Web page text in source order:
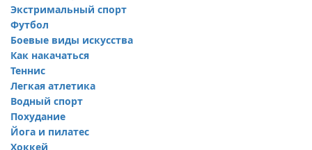
Экстримальный спорт
Футбол
Боевые виды искусства
Как накачаться
Теннис
Легкая атлетика
Водный спорт
Похудание
Йога и пилатес
Хоккей